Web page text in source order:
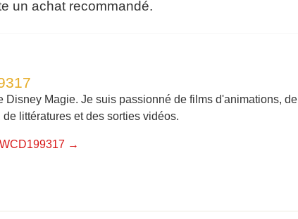
un achat recommandé.
Disney Magie. Je suis passionné de films d'animations, de
littératures et des sorties vidéos.
→